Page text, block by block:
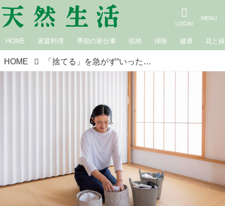
HOME 家庭料理 季節の家仕事 収納 掃除 健康 花と緑
HOME 「捨てる」を急がず“いったん保留”で片づけのストレスがぐっと軽く。空間や心にゆとりが生まれる収納の工夫／整理収納コンサルタント・本多さおりさん